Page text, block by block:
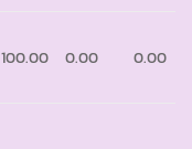
100.00 0.00 0.00